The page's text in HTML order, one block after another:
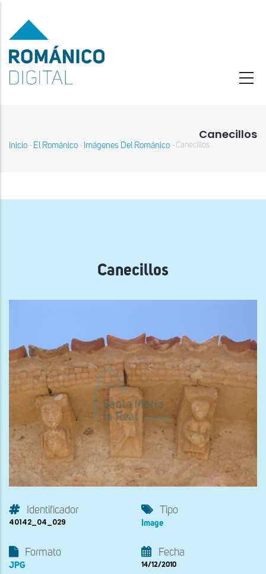
contenido
principal
Canecillos
Sobrescribir
navegación
Inicio - El Románico - Imágenes Del Románico - Canecillos
Canecillos
Identificador
40142_04_029
Tipo
Image
Formato
JPG
Fecha
14/12/2010